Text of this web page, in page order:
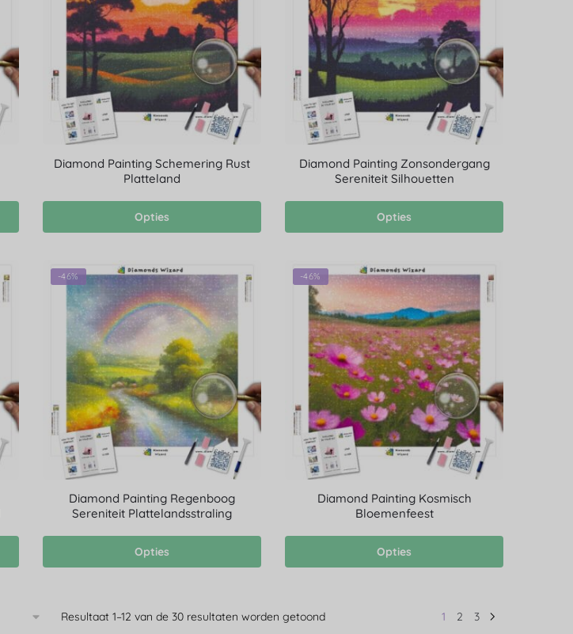
Diamond Painting Schemering Rust
Platteland
Opties
Diamond Painting Zonsondergang
Sereniteit Silhouetten
Opties
-46%
Diamond Painting Regenboog
Sereniteit Plattelandsstraling
Opties
-46%
Diamond Painting Kosmisch
Bloemenfeest
Opties
Resultaat 1–12 van de 30 resultaten worden getoond 1 2 3